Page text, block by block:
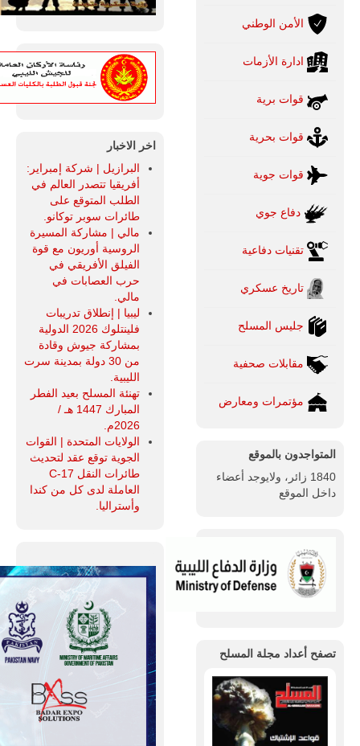
الأمن الوطني
ادارة الأزمات
قوات برية
قوات بحرية
قوات جوية
دفاع جوي
تقنيات دفاعية
تاريخ عسكري
جليس المسلح
مقابلات صحفية
مؤتمرات ومعارض
المتواجدون بالموقع
1840 زائر، ولايوجد أعضاء
داخل الموقع
تصفح أعداد مجلة المسلح
اخر الاخبار
البرازيل | شركة إمبراير:
أفريقيا تتصدر العالم في
الطلب المتوقع على
طائرات سوبر توكانو.
مالي | مشاركة المسيرة
الروسية أوريون مع قوة
الفيلق الأفريقي في
حرب العصابات في
مالي.
ليبيا | إنطلاق تدريبات
فلينتلوك 2026 الدولية
بمشاركة جيوش وقادة
من 30 دولة بمدينة سرت
الليبية.
تهنئة المسلح بعيد الفطر
المبارك 1447 هـ /
2026م.
الولايات المتحدة | القوات
الجوية توقع عقد لتحديث
طائرات النقل C-17
العاملة لدى كل من كندا
وأستراليا.